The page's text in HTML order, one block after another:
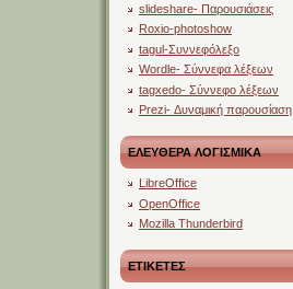
slideshare- Παρουσιάσεις
Roxio-photoshow
tagul-Συννεφόλεξο
Wordle- Σύννεφα λέξεων
tagxedo- Σύννεφο λέξεων
Prezi- Δυναμική παρουσίαση
ΕΛΕΥΘΕΡΑ ΛΟΓΙΣΜΙΚΑ
LibreOffice
OpenOffice
Mozilla Thunderbird
ΕΤΙΚΕΤΕΣ